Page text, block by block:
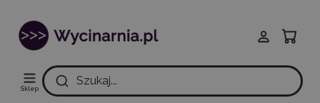
Sklep
Szukaj...